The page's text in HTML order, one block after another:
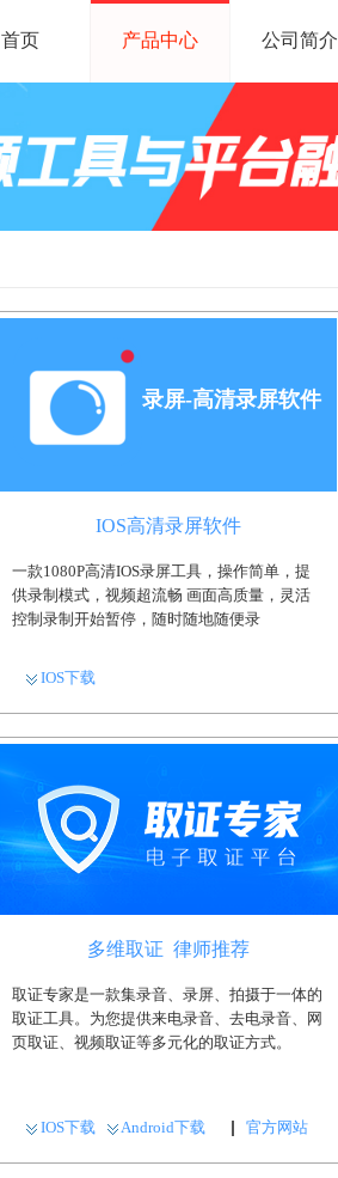
首页 产品中心 公司简介
录屏-高清录屏软件
IOS高清录屏软件
一款1080P高清IOS录屏工具，操作简单，提
供录制模式，视频超流畅 画面高质量，灵活
控制录制开始暂停，随时随地随便录
IOS下载
多维取证 律师推荐
取证专家是一款集录音、录屏、拍摄于一体的
取证工具。为您提供来电录音、去电录音、网
页取证、视频取证等多元化的取证方式。
IOS下载 Android下载 官方网站